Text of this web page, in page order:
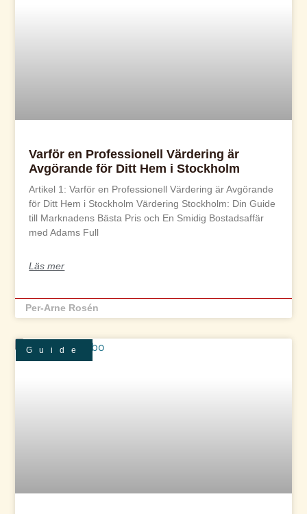
Varför en Professionell Värdering är
Avgörande för Ditt Hem i Stockholm
Artikel 1: Varför en Professionell Värdering är Avgörande
för Ditt Hem i Stockholm Värdering Stockholm: Din Guide
till Marknadens Bästa Pris och En Smidig Bostadsaffär
med Adams Full
Läs mer
Per-Arne Rosén
Guide